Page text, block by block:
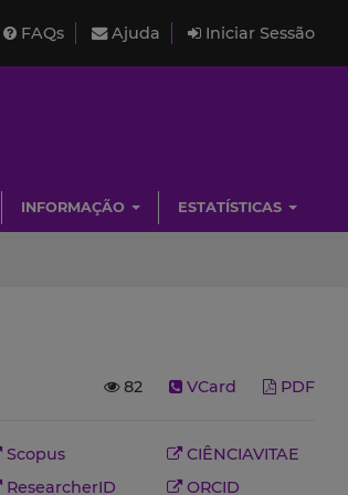
FAQs Ajuda Iniciar Sessão
INFORMAÇÃO ESTATÍSTICAS
82 VCard PDF
Scopus
CIÊNCIAVITAE
ResearcherID
ORCID